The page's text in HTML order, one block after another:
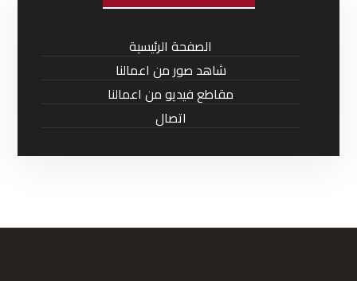
الصفحة الرئيسية
شاهد صور من اعمالنا
مقاطع فيديو من اعمالنا
اتصال